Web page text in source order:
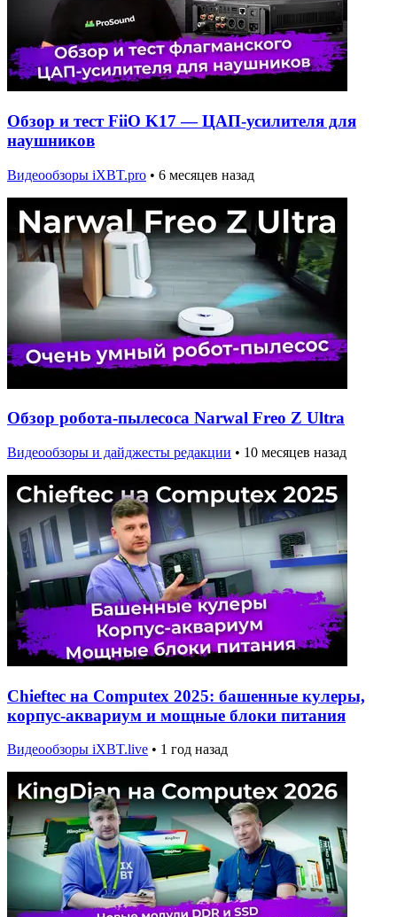
Обзор и тест FiiO K17 — ЦАП-усилителя для
наушников
Видеообзоры iXBT.pro • 6 месяцев назад
Обзор робота-пылесоса Narwal Freo Z Ultra
Видеообзоры и дайджесты редакции • 10 месяцев назад
Chieftec на Computex 2025: башенные кулеры,
корпус-аквариум и мощные блоки питания
Видеообзоры iXBT.live • 1 год назад